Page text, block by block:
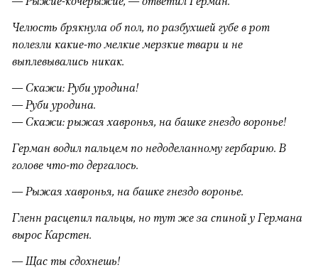
Челюсть брякнула об пол, по разбухшей губе в рот
полезли какие-то мелкие мерзкие твари и не
выплевывались никак.
— Скажи: Руби уродина!
— Руби уродина.
— Скажи: рыжая хавронья, на башке гнездо воронье!
Герман водил пальцем по недоделанному гербарию. В
голове что-то дергалось.
— Рыжая хавронья, на башке гнездо воронье.
Гленн расцепил пальцы, но тут же за спиной у Германа
вырос Карстен.
— Щас ты сдохнешь!